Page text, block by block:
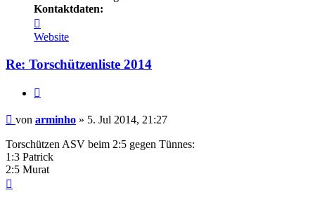
Kontaktdaten:
von
arminho
Website
Re: Torschützenliste 2014
Beitrag
von arminho » 5. Jul 2014, 21:27
Torschützen ASV beim 2:5 gegen Tünnes:
1:3 Patrick
2:5 Murat